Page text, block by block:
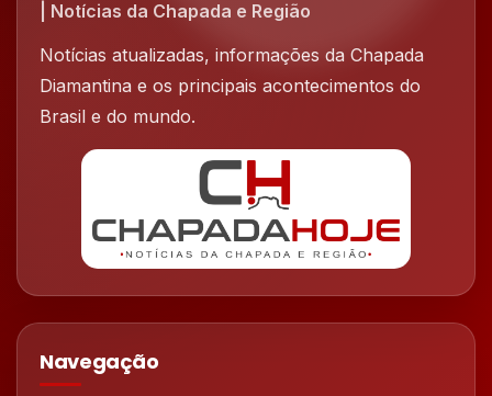
| Notícias da Chapada e Região
Notícias atualizadas, informações da Chapada
Diamantina e os principais acontecimentos do
Brasil e do mundo.
Navegação